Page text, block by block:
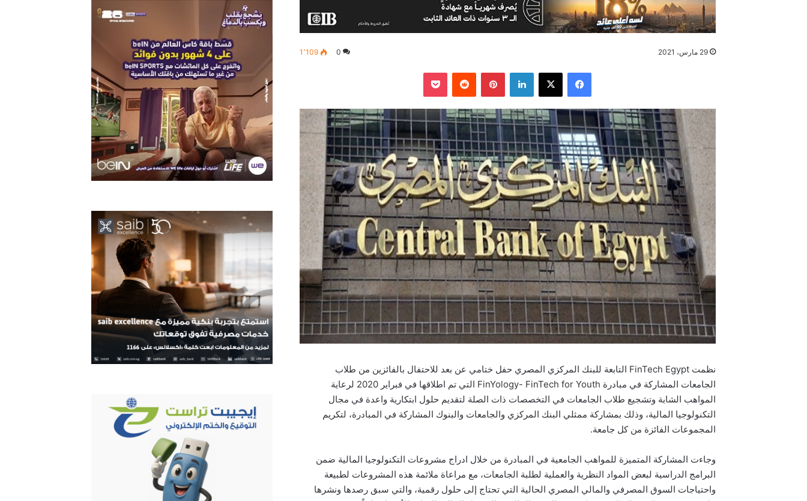
29 مارس، 2021 0 1٬109
فيسبوك ‫X لينكدإن بينتيريست
‏Reddit
‫Pocket
نظمت FinTech Egypt التابعة للبنك المركزي المصري حفل ختامي عن بعد للاحتفال بالفائزين من طلاب
الجامعات المشاركة في مبادرة FinYology- FinTech for Youth التي تم اطلاقها في فبراير 2020 لرعاية
المواهب الشابة وتشجيع طلاب الجامعات في التخصصات ذات الصلة لتقديم حلول ابتكارية واعدة في مجال
التكنولوجيا المالية، وذلك بمشاركة ممثلي البنك المركزي والجامعات والبنوك المشاركة في المبادرة، لتكريم
المجموعات الفائزة من كل جامعة.
وجاءت المشاركة المتميزة للمواهب الجامعية في المبادرة من خلال ادراج مشروعات التكنولوجيا المالية ضمن
البرامج الدراسية لبعض المواد النظرية والعملية لطلبة الجامعات، مع مراعاة ملائمة هذه المشروعات لطبيعة
واحتياجات السوق المصرفي والمالي المصري الحالية التي تحتاج إلى حلول رقمية، والتي سبق رصدها ونشرها